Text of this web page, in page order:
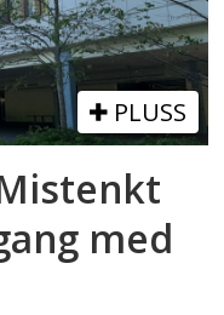
PLUSS
med